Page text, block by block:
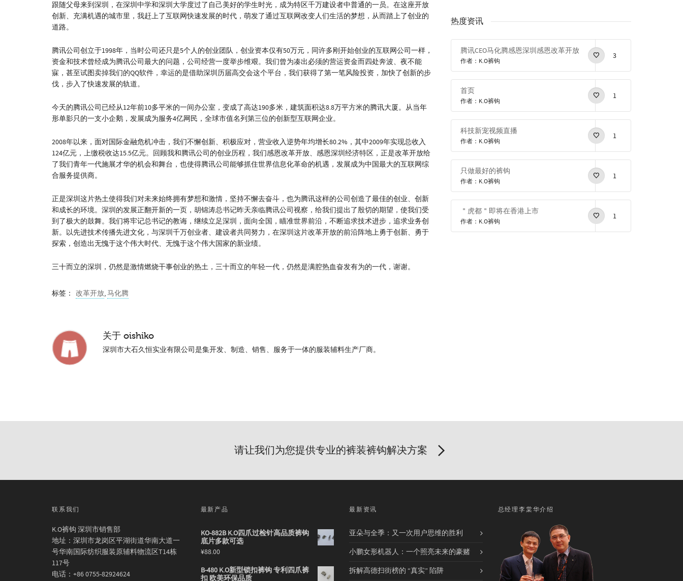
跟随父母来到深圳，在深圳中学和深圳大学度过了自己美好的学生时光，成为特区千万建设者中普通的一员。在这座开放
创新、充满机遇的城市里，我赶上了互联网快速发展的时代，萌发了通过互联网改变人们生活的梦想，从而踏上了创业的
道路。
腾讯公司创立于1998年，当时公司还只是5个人的创业团队，创业资本仅有50万元，同许多刚开始创业的互联网公司一样，
资金和技术曾经成为腾讯公司最大的问题，公司经营一度举步维艰。我们曾为凑出必须的营运资金而四处奔波、夜不能
寐，甚至试图卖掉我们的QQ软件，幸运的是借助深圳历届高交会这个平台，我们获得了第一笔风险投资，加快了创新的步
伐，步入了快速发展的轨道。
今天的腾讯公司已经从12年前10多平米的一间办公室，变成了高达190多米，建筑面积达8.8万平方米的腾讯大厦。从当年
形单影只的一支小企鹅，发展成为服务4亿网民，全球市值名列第三位的创新型互联网企业。
2008年以来，面对国际金融危机冲击，我们不懈创新、积极应对，营业收入逆势年均增长80.2%，其中2009年实现总收入
124亿元，上缴税收达15.5亿元。回顾我和腾讯公司的创业历程，我们感恩改革开放、感恩深圳经济特区，正是改革开放给
了我们青年一代施展才华的机会和舞台，也使得腾讯公司能够抓住世界信息化革命的机遇，发展成为中国最大的互联网综
合服务提供商。
正是深圳这片热土使得我们对未来始终拥有梦想和激情，坚持不懈去奋斗，也为腾讯这样的公司创造了最佳的创业、创新
和成长的环境。深圳的发展正翻开新的一页，胡锦涛总书记昨天亲临腾讯公司视察，给我们提出了殷切的期望，使我们受
到了极大的鼓舞。我们将牢记总书记的教诲，继续立足深圳，面向全国，瞄准世界前沿，不断追求技术进步，追求业务创
新。以先进技术传播先进文化，与深圳千万创业者、建设者共同努力，在深圳这片改革开放的前沿阵地上勇于创新、勇于
探索，创造出无愧于这个伟大时代、无愧于这个伟大国家的新业绩。
三十而立的深圳，仍然是激情燃烧干事创业的热土，三十而立的年轻一代，仍然是满腔热血奋发有为的一代，谢谢。
标签： 改革开放,马化腾
关于 oishiko
深圳市大石久恒实业有限公司是集开发、制造、销售、服务于一体的服装辅料生产厂商。
热度资讯
腾讯CEO马化腾感恩深圳感恩改革开放
作者：K.O裤钩
3
首页
作者：K.O裤钩
1
科技新宠视频直播
作者：K.O裤钩
1
只做最好的裤钩
作者：K.O裤钩
1
＂虎都＂即将在香港上市
作者：K.O裤钩
1
请让我们为您提供专业的裤装裤钩解决方案
联系我们
K.O裤钩 深圳市销售部
地址：深圳市龙岗区平湖街道华南大道一
号华南国际纺织服装原辅料物流区T14栋
117号
电话：+86 0755-82924624
最新产品
KO-882B K.O四爪过检针高品质裤钩
底片多款可选
¥88.00
B-480 K.O新型锁扣裤钩 专利四爪裤
扣 欧美环保品质
最新资讯
亚朵与全季：又一次用户思维的胜利
小鹏女形机器人：一个照亮未来的豪赌
拆解高德扫街榜的 “真实” 陷阱
总经理李棠华介绍